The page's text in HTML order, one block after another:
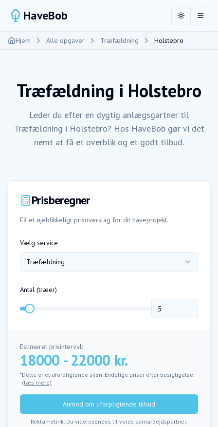
HaveBob ToggleÅbn
Hjem Alle opgaver Træfældning Holstebro
Træfældning i Holstebro
Leder du efter en dygtig anlægsgartner til
Træfældning i Holstebro? Hos HaveBob gør vi det
nemt at få et overblik og et godt tilbud.
Prisberegner
Få et øjeblikkeligt prisoverslag for dit haveprojekt.
Vælg service
Træfældning
Antal (træer)
Estimeret prisinterval:
18000 - 22000 kr.
*Dette er et uforpligtende skøn. Endelige priser efter besigtigelse.
(læs mere)
Anmod om uforpligtende tilbud
Reklamelink. Du videresendes til vores samarbejdspartner.